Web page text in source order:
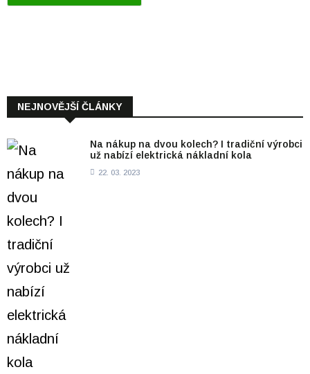
NEJNOVĚJŠÍ ČLÁNKY
Na nákup na dvou kolech? I tradiční výrobci
už nabízí elektrická nákladní kola
22. 03. 2023